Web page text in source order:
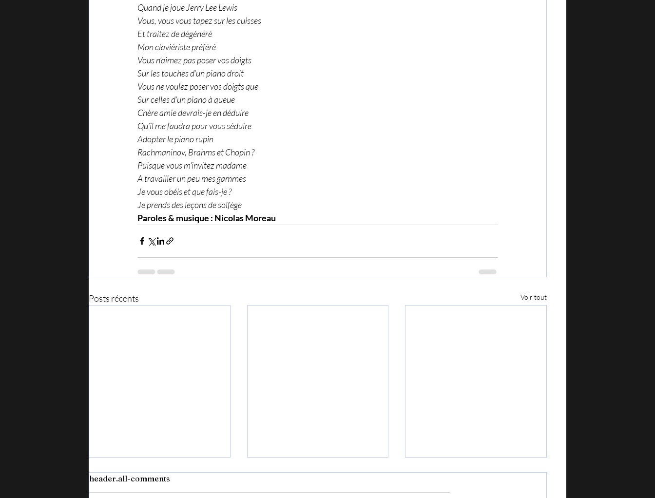
Quand je joue Jerry Lee Lewis
Vous, vous vous tapez sur les cuisses
Et traitez de dégénéré
Mon claviériste préféré
Vous n’aimez pas poser vos doigts
Sur les touches d’un piano droit
Vous ne voulez poser vos doigts que
Sur celles d’un piano à queue
Chère amie devrais-je en déduire
Qu’il me faudra pour vous séduire
Adopter le piano rupin
Rachmaninov, Brahms et Chopin ?
Puisque vous m’invitez madame
A travailler un peu mes gammes
Je vous obéis et que fais-je ?
Je prends des leçons de solfège
Paroles & musique : Nicolas Moreau
Posts récents Voir tout
header.all-comments